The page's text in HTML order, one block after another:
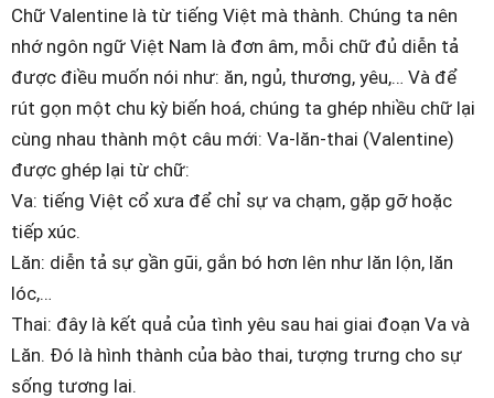
Chữ Valentine là từ tiếng Việt mà thành. Chúng ta nên
nhớ ngôn ngữ Việt Nam là đơn âm, mỗi chữ đủ diễn tả
được điều muốn nói như: ăn, ngủ, thương, yêu,… Và để
rút gọn một chu kỳ biến hoá, chúng ta ghép nhiều chữ lại
cùng nhau thành một câu mới: Va-lăn-thai (Valentine)
được ghép lại từ chữ:
Va: tiếng Việt cổ xưa để chỉ sự va chạm, gặp gỡ hoặc
tiếp xúc.
Lăn: diễn tả sự gần gũi, gắn bó hơn lên như lăn lộn, lăn
lóc,…
Thai: đây là kết quả của tình yêu sau hai giai đoạn Va và
Lăn. Đó là hình thành của bào thai, tượng trưng cho sự
sống tương lai.